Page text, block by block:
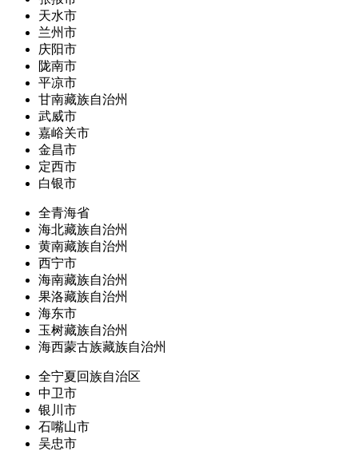
天水市
兰州市
庆阳市
陇南市
平凉市
甘南藏族自治州
武威市
嘉峪关市
金昌市
定西市
白银市
全青海省
海北藏族自治州
黄南藏族自治州
西宁市
海南藏族自治州
果洛藏族自治州
海东市
玉树藏族自治州
海西蒙古族藏族自治州
全宁夏回族自治区
中卫市
银川市
石嘴山市
吴忠市